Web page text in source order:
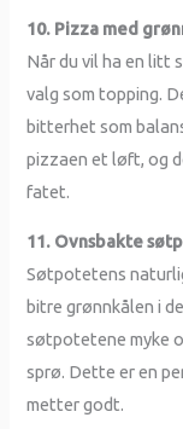
10. Pizza med
Når du vil ha en litt
valg som topping.
bitterhet som
pizzaen et løft, og
fatet.
11. Ovnsbakte
Søtpotetens
bitre grønnkålen i
søtpotetene myke
sprø. Dette er en
metter godt.